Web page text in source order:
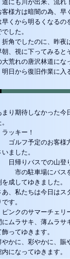
客様方は暗闇の為、早
早くから明るくなるの
した。
角でしたのに、昨夜
朝、視に下ってみると
大荒れの唐沢林道にな
日から復旧作業に入
まり期待しなかった今
ッキー！
ルフ予定のお客様方
ました。
帰りバスでの山登り
の駐車場にバスを
を成してゆきました。
あ、私たちは今日はス
す。
ンクのサマーチェリ
にムラサキ、薄ムラサ
飾ってゆきます。
やかに、彩やかに、賑
内になってゆきます。